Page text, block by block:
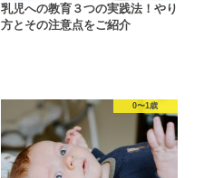
乳児への教育３つの実践法！やり
方とその注意点をご紹介
0〜1歳